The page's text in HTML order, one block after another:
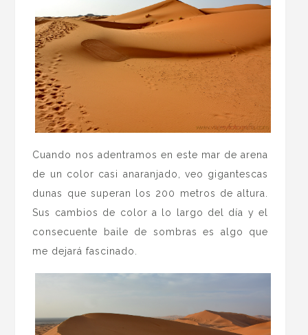
Cuando nos adentramos en este mar de arena
de un color casi anaranjado, veo gigantescas
dunas que superan los 200 metros de altura.
Sus cambios de color a lo largo del día y el
consecuente baile de sombras es algo que
me dejará fascinado.